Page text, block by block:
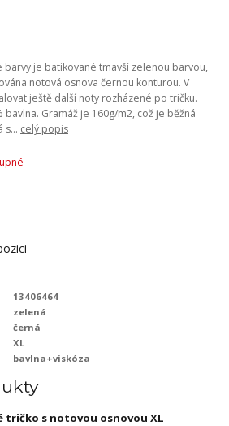
barvy je batikované tmavší zelenou barvou,
notová osnova černou konturou. V
ještě další noty rozházené po tričku.
Gramáž je 160g/m2, což je běžná
s... celý popis
13406464
zelená
černá
XL
bavlna+viskóza
tričko s notovou osnovou XL